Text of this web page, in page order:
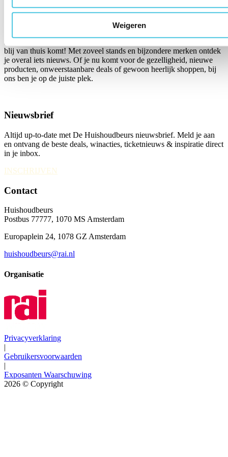
Weigeren
blij van thuis komt! Met zoveel stands en bijzondere merken ontdek
je overal iets nieuws. Of je nu komt voor de gezelligheid, nieuwe
producten, onweerstaanbare deals of gewoon heerlijk shoppen, bij
ons ben je op de juiste plek.
Nieuwsbrief
Altijd up-to-date met De Huishoudbeurs nieuwsbrief. Meld je aan
en ontvang de beste deals, winacties, ticketnieuws & inspiratie direct
in je inbox.
INSCHRIJVEN
Contact
Huishoudbeurs
Postbus 77777, 1070 MS Amsterdam
Europaplein 24, 1078 GZ Amsterdam
huishoudbeurs@rai.nl
Organisatie
Privacyverklaring
|
Gebruikersvoorwaarden
|
Exposanten Waarschuwing
2026 © Copyright